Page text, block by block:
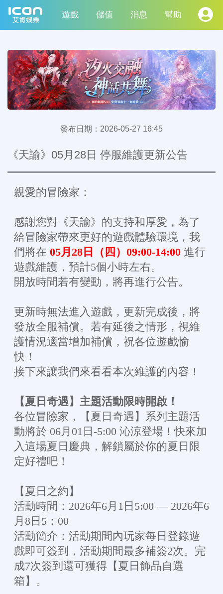
遊戲 儲值 消息 幫助
發布日期： 2026-05-27 16:45
《天諭》05月28日 停服維護更新公告
親愛的冒險家：
感謝您對《天諭》的支持和厚愛，為了
給冒險家帶來更好的遊戲體驗環境，我
們將在 05月28日（四）09:00-14:00進行
遊戲維護，預計5個小時左右。
開放時間若有變動，將再進行公告。
更新時無法進入遊戲，更新完成後，將
發放全服補償。若有延後之情形，視維
護情況適當增加補償，祝各位遊戲愉
快！
接下來讓我們來看看本次維護的內容！
【夏日奇遇】主題活動限時開啟！
各位冒險家，【夏日奇遇】系列主題活
動將於 06月01日-5:00 沁涼登場！快來加
入這場夏日慶典，解鎖屬於你的夏日限
定好禮吧！
【夏日之約】
活動時間：2026年6月1日5:00 — 2026年6
月8日5：00
活動簡介：活動期間內玩家每日登錄遊
戲即可簽到，活動期間最多補簽2次。完
成7次簽到還可獲得【夏日飾品自選
箱】。